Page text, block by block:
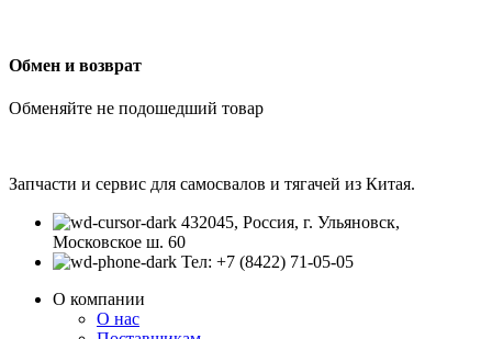
Обмен и возврат
Обменяйте не подошедший товар
Запчасти и сервис для самосвалов и тягачей из Китая.
432045, Россия, г. Ульяновск,
Московское ш. 60
Тел: +7 (8422) 71-05-05
О компании
О нас